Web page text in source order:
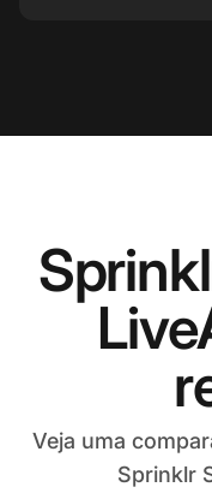
Veja uma
Sprinklr